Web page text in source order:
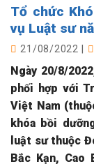
Tổ chức
vụ Luật sư
21/08/2022
Ngày 20/8/
phối hợp với
Việt Nam
khóa bồi
luật sư thuộc
Bắc Kạn, Cao